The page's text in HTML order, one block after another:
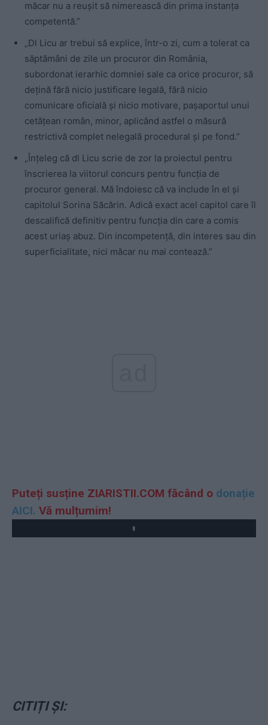
măcar nu a reușit să nimerească din prima instanța
competentă.”
„Dl Licu ar trebui să explice, într-o zi, cum a tolerat ca
săptămâni de zile un procuror din România,
subordonat ierarhic domniei sale ca orice procuror, să
dețină fără nicio justificare legală, fără nicio
comunicare oficială și nicio motivare, pașaportul unui
cetățean român, minor, aplicând astfel o măsură
restrictivă complet nelegală procedural și pe fond.”
„Înțeleg că dl Licu scrie de zor la proiectul pentru
înscrierea la viitorul concurs pentru funcția de
procuror general. Mă îndoiesc că va include în el și
capitolul Sorina Săcărin. Adică exact acel capitol care îl
descalifică definitiv pentru funcția din care a comis
acest uriaș abuz. Din incompetență, din interes sau din
superficialitate, nici măcar nu mai contează.”
Puteți susține ZIARISTII.COM făcând o donație
AICI. Vă mulțumim!
Play
CITIȚI ȘI: